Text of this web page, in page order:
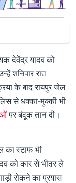
देवेंद्र यादव को
शनिवार रात
के बाद रायपुर जेल
से धक्का-मुक्की भी
पर बंदूक तान दी।
का स्टाफ भी
को कार से भीतर ले
रोकने का प्रयास